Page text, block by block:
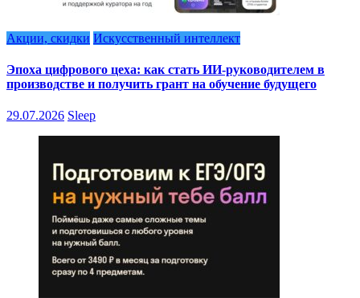
Акции, скидки Искусственный интеллект
Эпоха цифрового цеха: как стать ИИ-руководителем в
производстве и получить грант на обучение будущего
29.07.2026 Sleep